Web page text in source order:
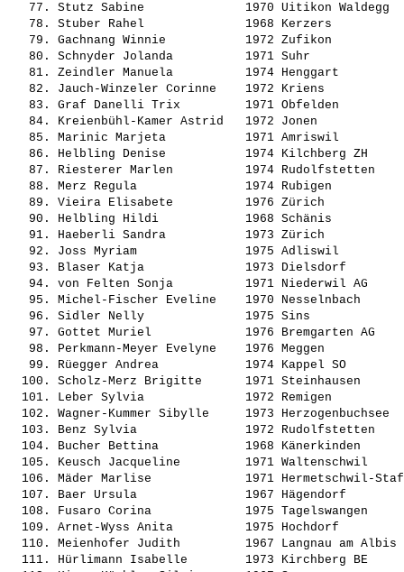
   77.
Stutz Sabine
1970 Uitikon
   78.
Stuber Rahel
1968 Kerzers
   79.
Gachnang Winnie
1972 Zufikon
   80.
Schnyder Jolanda
1971 Suhr
   81.
Zeindler Manuela
1974 Henggart
   82.
Jauch-Winzeler Corinne
1972 Kriens
   83.
Graf Danelli Trix
1971 Obfelden
   84.
Kreienbühl-Kamer Astrid
1972 Jonen
   85.
Marinic Marjeta
1971 Amriswil
   86.
Helbling Denise
1974 Kilchberg ZH
   87.
Riesterer Marlen
1974
   88.
Merz Regula
1974 Rubigen
   89.
Vieira Elisabete
1976 Zürich
   90.
Helbling Hildi
1968 Schänis
   91.
Haeberli Sandra
1973 Zürich
   92.
Joss Myriam
1975 Adliswil
   93.
Blaser Katja
1973 Dielsdorf
   94.
von Felten Sonja
1971 Niederwil
   95.
Michel-Fischer Eveline
1970
   96.
Sidler Nelly
1975 Sins
   97.
Gottet Muriel
1976 Bremgarten
   98.
Perkmann-Meyer Evelyne
1976 Meggen
   99.
Rüegger Andrea
1974 Kappel SO
  100.
Scholz-Merz Brigitte
1971
  101.
Leber Sylvia
1972 Remigen
  102.
Wagner-Kummer Sibylle
1973
  103.
Benz Sylvia
1972
  104.
Bucher Bettina
1968 Känerkinden
  105.
Keusch Jacqueline
1971 Waltenschwil
  106.
Mäder Marlise
1971
  107.
Baer Ursula
1967 Hägendorf
  108.
Fusaro Corina
1975
  109.
Arnet-Wyss Anita
1975 Hochdorf
  110.
Meienhofer Judith
1967 Langnau
  111.
Hürlimann Isabelle
1973 Kirchberg